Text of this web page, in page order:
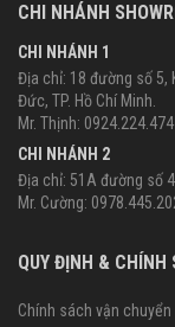
CHI NHÁNH
CHI NHÁNH 1
Địa chỉ: 18 đường số 5,
Đức, TP. Hồ Chí Minh.
Mr. Thịnh: 0924.224.474
CHI NHÁNH 2
Địa chỉ: 51A đường số
Mr. Cường:
QUY ĐỊNH & CHÍNH
Chính sách vận chuyển